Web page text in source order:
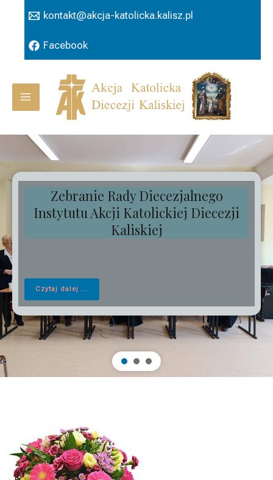
kontakt@akcja-katolicka.kalisz.pl
Facebook
Main
Menu
Zebranie Rady Diecezjalnego
Instytutu Akcji Katolickiej Diecezji
Kaliskiej
Czytaj dalej ...